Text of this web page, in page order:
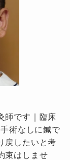
師です｜臨床
術なしに鍼で
戻したいと考
束はしませ